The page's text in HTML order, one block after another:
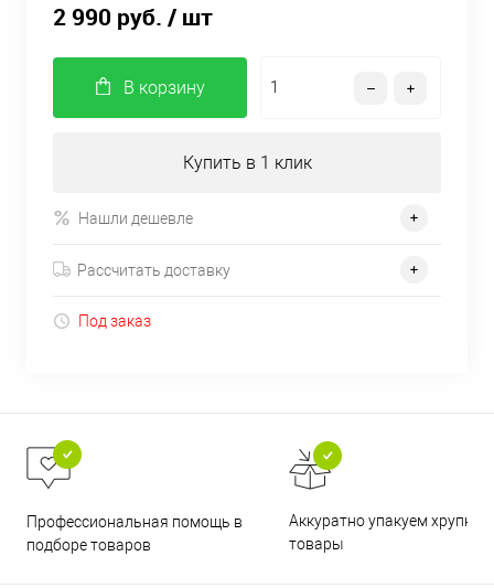
2 990 руб. / шт
В корзину
Купить в 1 клик
Нашли дешевле
Рассчитать доставку
Под заказ
Профессиональная помощь в
подборе товаров
Аккуратно упакуем хрупкие
товары